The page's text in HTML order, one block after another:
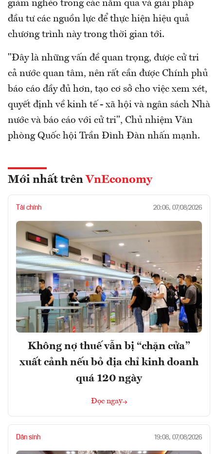
giảm nghèo trong các năm qua và giải pháp
đầu tư các nguồn lực để thực hiện hiệu quả
chương trình này trong thời gian tới.
"Đây là những vấn đề quan trọng, được cử tri
cả nước quan tâm, nên rất cần được Chính phủ
báo cáo đầy đủ hơn, tạo cơ sở cho việc xem xét,
quyết định về kinh tế - xã hội và ngân sách Nhà
nước và báo cáo với cử tri", Chủ nhiệm Văn
phòng Quốc hội Trần Đình Đàn nhấn mạnh.
Mới nhất trên VnEconomy
Tài chính 20:06, 07/08/2026
Không nợ thuế vẫn bị “chặn cửa”
xuất cảnh nếu bỏ địa chỉ kinh doanh
quá 120 ngày
Đọc ngay
Dân sinh 19:08, 07/08/2026